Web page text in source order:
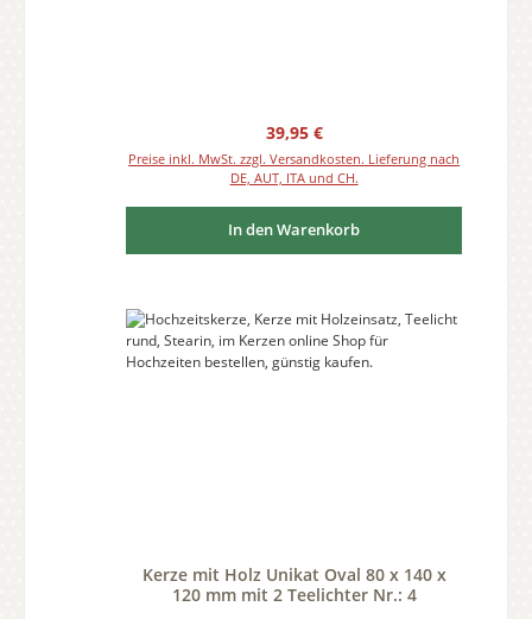
Regulärer Preis:
39,95 €
Preise inkl. MwSt. zzgl. Versandkosten. Lieferung nach
DE, AUT, ITA und CH.
In den Warenkorb
Kerze mit Holz Unikat Oval 80 x 140 x
120 mm mit 2 Teelichter Nr.: 4